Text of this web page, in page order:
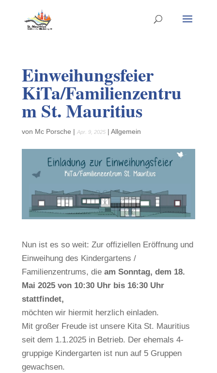
Einweihungsfeier
KiTa/Familienzentru
m St. Mauritius
von Mc Porsche | Apr. 9, 2025| Allgemein
Nun ist es so weit: Zur offiziellen Eröffnung und
Einweihung des Kindergartens /
Familienzentrums, die am Sonntag, dem 18.
Mai 2025 von 10:30 Uhr bis 16:30 Uhr
stattfindet,
möchten wir hiermit herzlich einladen.
Mit großer Freude ist unsere Kita St. Mauritius
seit dem 1.1.2025 in Betrieb. Der ehemals 4-
gruppige Kindergarten ist nun auf 5 Gruppen
gewachsen.